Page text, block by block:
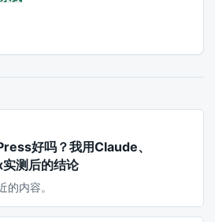
好吗？我用Claude、
测后的结论
的内容。